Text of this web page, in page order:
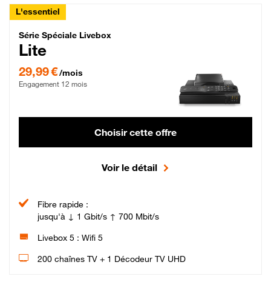
L'essentiel
Série Spéciale Livebox Lite Fibre
Série Spéciale Livebox
Lite
29,99 €/mois
Engagement 12 mois
Choisir cette offre
Voir le détail
Fibre rapide :
jusqu'à ↓ 1 Gbit/s ↑ 700 Mbit/s
Livebox 5 : Wifi 5
200 chaînes TV + 1 Décodeur TV UHD